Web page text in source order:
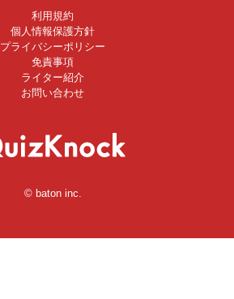
利用規約
個人情報保護方針
プライバシーポリシー
免責事項
ライター紹介
お問い合わせ
© baton inc.